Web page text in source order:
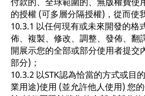
的授權 (可多層分隔授權)，從而使
10.3.1 以任何現有或未來開發的格
佈、複製、修改、調整、發佈、翻
開展示您的全部或部分使用者提交
部分)；
10.3.2 以STK認為恰當的方式或目
業用途)使用 (並允許他人使用) 您